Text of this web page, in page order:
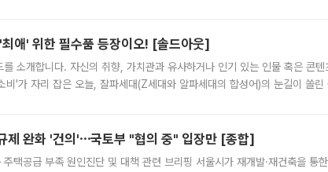
애' 위한 필수품 등장이오! [솔드아웃]
를 소개합니다. 자신의 취향, 가치관과 유사하거나 인기 있는 인물 혹은 콘텐
'가 자리 잡은 오늘, 잘파세대(Z세대와 알파세대의 합성어)의 눈길이 쏠린
제 완화 '건의'⋯국토부 "협의 중" 입장만 [종합]
택공급 부족 원인진단 및 대책 관련 브리핑 서울시가 재개발·재건축을 통